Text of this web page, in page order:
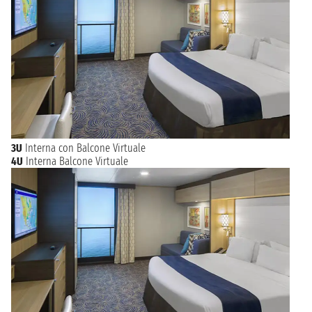
Attrazioni Imperdibili a Los Angeles
Los Angeles vanta una vasta gamma di attrazioni da non
perdere. Tra queste spiccano Hollywood, con il suo famoso
Walk of Fame e il Grauman's Chinese Theatre, il Getty Center,
museo d'arte con una vista mozzafiato sulla città, e il Griffith
Observatory, da cui ammirare un panorama spettacolare su Los
Angeles.
I crocieristi non possono mancare una visita a Santa
Monica e Venice Beach,due iconiche località balneari, e al
Disneyland Resort, il parco a tema più famoso al mondo.
Specialità Culinarie e Prodotti Tipici di Los Angeles
La cucina di Los Angeles è un vero e proprio melting pot di
influenze, riflettendo la diversità culturale della città. Tra i
piatti tipici spiccano i taco e i burritos messicani, i food truck
che offrono specialità di ogni tipo e i ristoranti di cucina
fusion che combinano tradizioni culinarie da tutto il mondo.
crocieristi potranno inoltre assaggiare i rinomati vini
californiani e acquistare prodotti artigianali locali, come
abbigliamento e accessori di moda.
Scopri il Meglio della California a Bordo di una Crociera da Los
3U Interna con Balcone Virtuale
4U Interna Balcone Virtuale